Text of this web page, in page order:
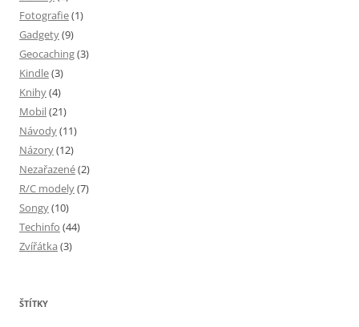
Fotografie(1)
Gadgety(9)
Geocaching(3)
Kindle(3)
Knihy(4)
Mobil(21)
Návody(11)
Názory(12)
Nezařazené(2)
R/C modely(7)
Songy(10)
Techinfo (44)
Zvířátka (3)
ŠTÍTKY